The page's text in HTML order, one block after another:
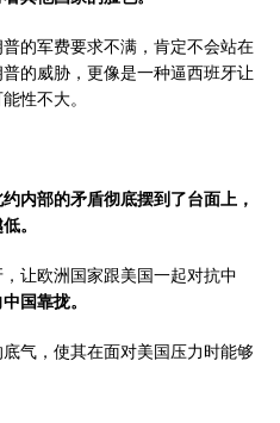
的军费要求不满，肯定不会站在
的威胁，更像是一种逼西班牙让
性不大。
内部的矛盾彻底摆到了台面上，
。
让欧洲国家跟美国一起对抗中
国靠拢。
气，使其在面对美国压力时能够